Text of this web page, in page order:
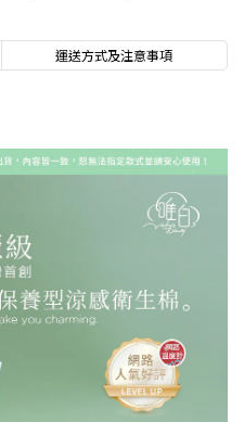
運送方式及注意事項